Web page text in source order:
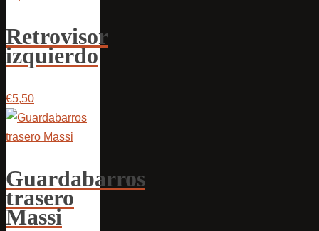
Retrovisor
izquierdo
€5,50
Guardabarros
trasero
Massi